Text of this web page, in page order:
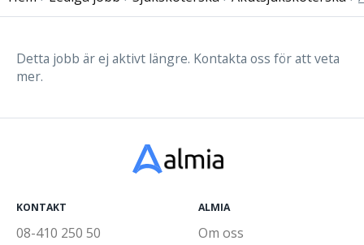
Om oss
Sjuksköterska
Läkare
Detta jobb är ej aktivt längre. Kontakta oss för att veta
mer.
KONTAKT
08-410 250 50
ALMIA
Om oss